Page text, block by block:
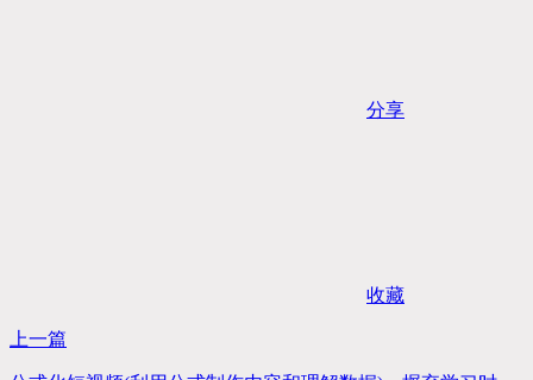
分享
收藏
上一篇